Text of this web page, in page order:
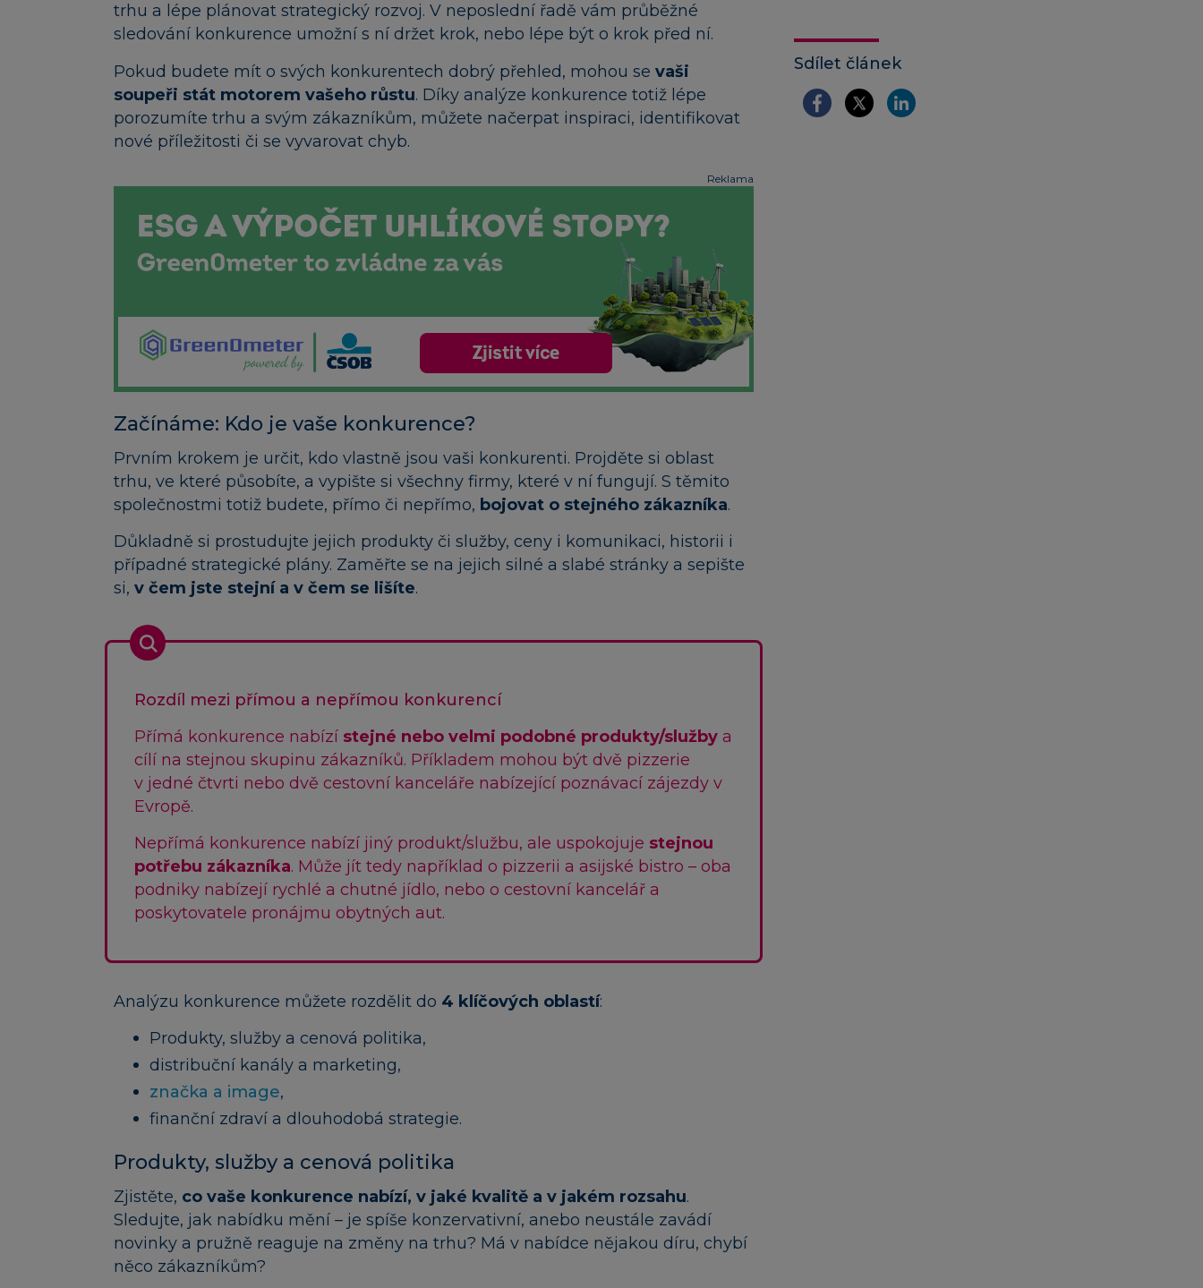
trhu a lépe plánovat strategický rozvoj. V neposlední řadě vám průběžné
sledování konkurence umožní s ní držet krok, nebo lépe být o krok před ní.
Pokud budete mít o svých konkurentech dobrý přehled, mohou se vaši
soupeři stát motorem vašeho růstu. Díky analýze konkurence totiž lépe
porozumíte trhu a svým zákazníkům, můžete načerpat inspiraci, identifikovat
nové příležitosti či se vyvarovat chyb.
Reklama
Začínáme: Kdo je vaše konkurence?
Prvním krokem je určit, kdo vlastně jsou vaši konkurenti. Projděte si oblast
trhu, ve které působíte, a vypište si všechny firmy, které v ní fungují. S těmito
společnostmi totiž budete, přímo či nepřímo, bojovat o stejného zákazníka.
Důkladně si prostudujte jejich produkty či služby, ceny i komunikaci, historii i
případné strategické plány. Zaměřte se na jejich silné a slabé stránky a sepište
si, v čem jste stejní a v čem se lišíte.
Rozdíl mezi přímou a nepřímou konkurencí
Přímá konkurence nabízí stejné nebo velmi podobné produkty/služby a
cílí na stejnou skupinu zákazníků. Příkladem mohou být dvě pizzerie
v jedné čtvrti nebo dvě cestovní kanceláře nabízející poznávací zájezdy v
Evropě.
Nepřímá konkurence nabízí jiný produkt/službu, ale uspokojuje stejnou
potřebu zákazníka. Může jít tedy například o pizzerii a asijské bistro – oba
podniky nabízejí rychlé a chutné jídlo, nebo o cestovní kancelář a
poskytovatele pronájmu obytných aut.
Analýzu konkurence můžete rozdělit do 4 klíčových oblastí:
Produkty, služby a cenová politika,
distribuční kanály a marketing,
značka a image,
finanční zdraví a dlouhodobá strategie.
Produkty, služby a cenová politika
Zjistěte, co vaše konkurence nabízí, v jaké kvalitě a v jakém rozsahu.
Sledujte, jak nabídku mění – je spíše konzervativní, anebo neustále zavádí
novinky a pružně reaguje na změny na trhu? Má v nabídce nějakou díru, chybí
něco zákazníkům?
Sdílet článek